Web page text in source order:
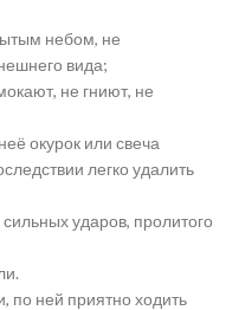
небом, не
вида;
не гниют, не
окурок или свеча
легко удалить
сильных ударов, пролитого
по ней приятно ходить